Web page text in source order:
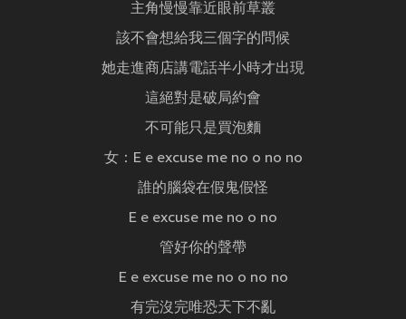
主角慢慢靠近眼前草叢
該不會想給我三個字的問候
她走進商店講電話半小時才出現
這絕對是破局約會
不可能只是買泡麵
女：E e excuse me no o no no
誰的腦袋在假鬼假怪
E e excuse me no o no
管好你的聲帶
E e excuse me no o no no
有完沒完唯恐天下不亂